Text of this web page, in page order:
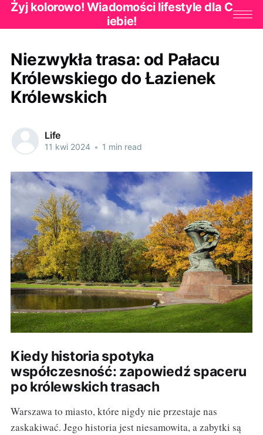
Żyj kolorowo! Wiadomości lifestyle dla C
iebie!
Niezwykła trasa: od Pałacu
Królewskiego do Łazienek
Królewskich
Life
11 kwi 2024 • 1 min read
Kiedy historia spotyka
współczesność: zapowiedź spaceru
po królewskich trasach
Warszawa to miasto, które nigdy nie przestaje nas
zaskakiwać. Jego historia jest niesamowita, a zabytki są